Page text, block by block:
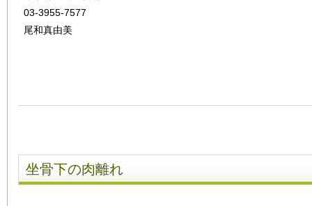
03-3955-7577
尾和真由美
坐骨下の肉離れ